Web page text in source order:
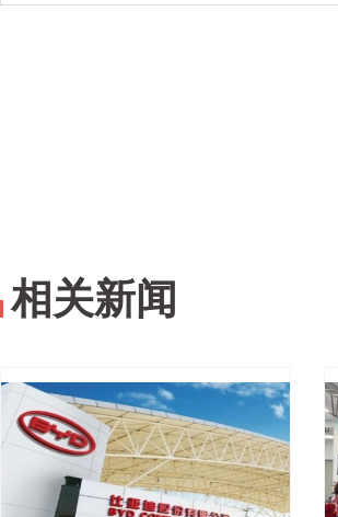
相关新闻